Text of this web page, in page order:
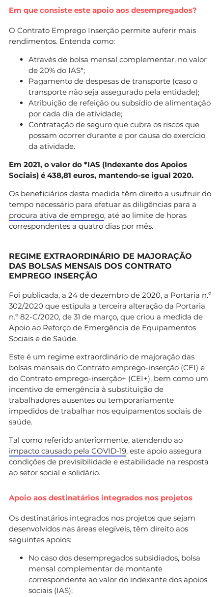
Em que consiste este apoio aos desempregados?
O Contrato Emprego Inserção permite auferir mais
rendimentos. Entenda como:
Através de bolsa mensal complementar, no valor
de 20% do IAS*;
Pagamento de despesas de transporte (caso o
transporte não seja assegurado pela entidade);
Atribuição de refeição ou subsídio de alimentação
por cada dia de atividade;
Contratação de seguro que cubra os riscos que
possam ocorrer durante e por causa do exercício
da atividade.
Em 2021, o valor do *IAS (Indexante dos Apoios
Sociais) é 438,81 euros, mantendo-se igual 2020.
Os beneficiários desta medida têm direito a usufruir do
tempo necessário para efetuar as diligências para a
procura ativa de emprego, até ao limite de horas
correspondentes a quatro dias por mês.
REGIME EXTRAORDINÁRIO DE MAJORAÇÃO
DAS BOLSAS MENSAIS DOS CONTRATO
EMPREGO INSERÇÃO
Foi publicada, a 24 de dezembro de 2020, a Portaria n.º
302/2020 que estipula a terceira alteração da Portaria
n.º 82-C/2020, de 31 de março, que criou a medida de
Apoio ao Reforço de Emergência de Equipamentos
Sociais e de Saúde.
Este é um regime extraordinário de majoração das
bolsas mensais do Contrato emprego-inserção (CEI) e
do Contrato emprego-inserção+ (CEI+), bem como um
incentivo de emergência à substituição de
trabalhadores ausentes ou temporariamente
impedidos de trabalhar nos equipamentos sociais de
saúde.
Tal como referido anteriormente, atendendo ao
impacto causado pela COVID-19, este apoio assegura
condições de previsibilidade e estabilidade na resposta
ao setor social e solidário.
Apoio aos destinatários integrados nos projetos
Os destinatários integrados nos projetos que sejam
desenvolvidos nas áreas elegíveis, têm direito aos
seguintes apoios:
No caso dos desempregados subsidiados, bolsa
mensal complementar de montante
correspondente ao valor do indexante dos apoios
sociais (IAS);